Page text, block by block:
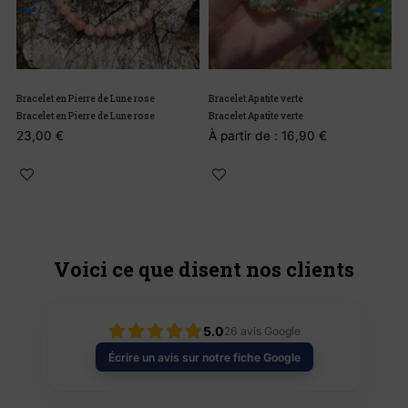
Bracelet en Pierre de Lune rose
Bracelet en Pierre de Lune rose
23,00 €
Bracelet Apatite verte
Bracelet Apatite verte
À partir de : 16,90 €
Voici ce que disent nos clients
5.026 avis Google
Écrire un avis sur notre fiche Google